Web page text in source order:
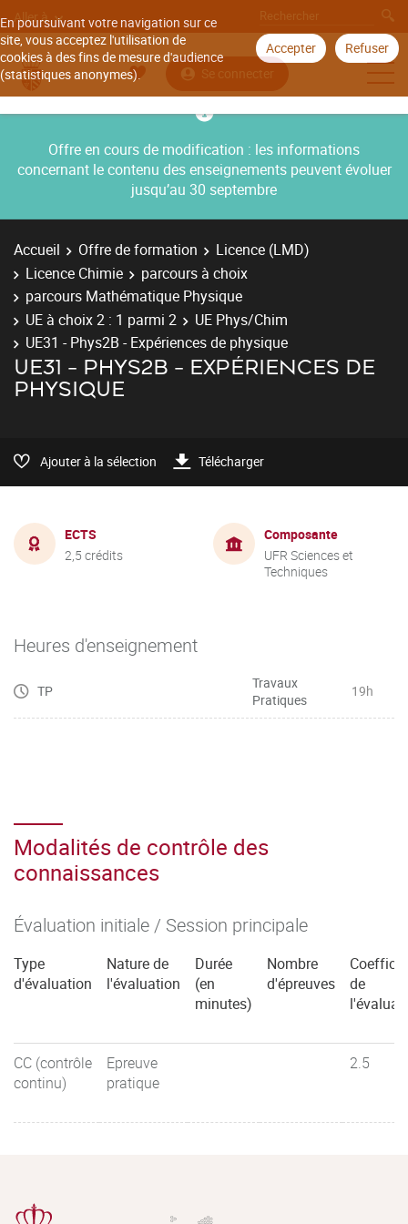
En poursuivant votre navigation sur ce
site, vous acceptez l'utilisation de
cookies à des fins de mesure d'audience
(statistiques anonymes).
Accepter Refuser
Aller à
Se connecter
Offre en cours de modification : les informations
concernant le contenu des enseignements peuvent évoluer
jusqu’au 30 septembre
Accueil Offre de formation
Licence (LMD)
Licence Chimie
parcours à choix
parcours Mathématique Physique
UE à choix 2 : 1 parmi 2
UE Phys/Chim
UE31 - Phys2B - Expériences de physique
UE31 - PHYS2B - EXPÉRIENCES DE
PHYSIQUE
Ajouter à la sélection Télécharger
ECTS
2,5 crédits
Composante
UFR Sciences et
Techniques
Heures d'enseignement
TP
Travaux
Pratiques
19h
Modalités de contrôle des
connaissances
Évaluation initiale / Session principale
Type
d'évaluation
Nature de
l'évaluation
Durée
(en
minutes)
Nombre
d'épreuves
de
CC (contrôle
continu)
Epreuve
pratique
2.5